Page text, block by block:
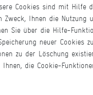
Cookies sind mit
Zweck, Ihnen die
Sie über die Hilfe-
neuer
zu der Löschung
die Cookie-